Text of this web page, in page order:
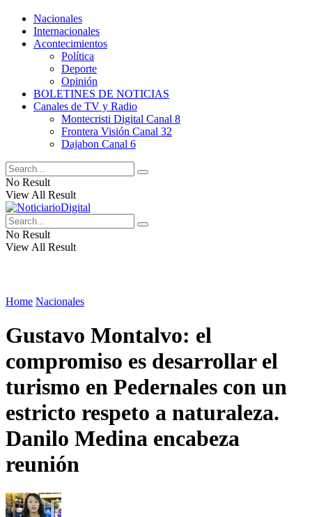
Nacionales
Internacionales
Acontecimientos
Política
Deporte
Opinión
BOLETINES DE NOTICIAS
Canales de TV y Radio
Montecristi Digital Canal 8
Frontera Visión Canal 32
Dajabon Canal 6
No Result
View All Result
No Result
View All Result
Home Nacionales
Gustavo Montalvo: el
compromiso es desarrollar el
turismo en Pedernales con un
estricto respeto a naturaleza.
Danilo Medina encabeza
reunión